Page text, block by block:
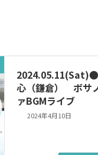
心（鎌倉） ボサ
ァBGMライブ
2024年4月10日